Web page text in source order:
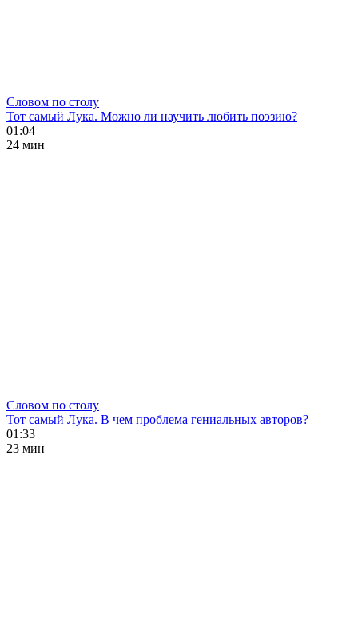
Словом по столу
Тот самый Лука. Можно ли научить любить поэзию?
01:04
24 мин
Словом по столу
Тот самый Лука. В чем проблема гениальных авторов?
01:33
23 мин